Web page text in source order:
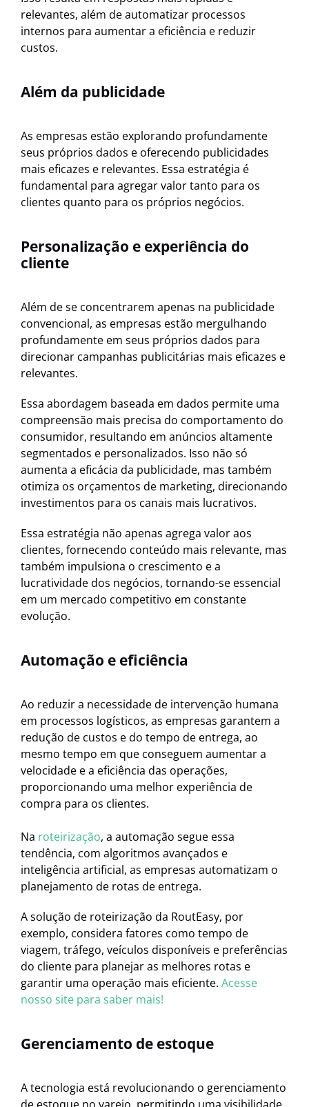
relevantes, além de automatizar processos
internos para aumentar a eficiência e reduzir
custos.
Além da publicidade
As empresas estão explorando profundamente
seus próprios dados e oferecendo publicidades
mais eficazes e relevantes. Essa estratégia é
fundamental para agregar valor tanto para os
clientes quanto para os próprios negócios.
Personalização e experiência do
cliente
Além de se concentrarem apenas na publicidade
convencional, as empresas estão mergulhando
profundamente em seus próprios dados para
direcionar campanhas publicitárias mais eficazes e
relevantes.
Essa abordagem baseada em dados permite uma
compreensão mais precisa do comportamento do
consumidor, resultando em anúncios altamente
segmentados e personalizados. Isso não só
aumenta a eficácia da publicidade, mas também
otimiza os orçamentos de marketing, direcionando
investimentos para os canais mais lucrativos.
Essa estratégia não apenas agrega valor aos
clientes, fornecendo conteúdo mais relevante, mas
também impulsiona o crescimento e a
lucratividade dos negócios, tornando-se essencial
em um mercado competitivo em constante
evolução.
Automação e eficiência
Ao reduzir a necessidade de intervenção humana
em processos logísticos, as empresas garantem a
redução de custos e do tempo de entrega, ao
mesmo tempo em que conseguem aumentar a
velocidade e a eficiência das operações,
proporcionando uma melhor experiência de
compra para os clientes.
Na roteirização, a automação segue essa
tendência, com algoritmos avançados e
inteligência artificial, as empresas automatizam o
planejamento de rotas de entrega.
A solução de roteirização da RoutEasy, por
exemplo, considera fatores como tempo de
viagem, tráfego, veículos disponíveis e preferências
do cliente para planejar as melhores rotas e
garantir uma operação mais eficiente. Acesse
nosso site para saber mais!
Gerenciamento de estoque
A tecnologia está revolucionando o gerenciamento